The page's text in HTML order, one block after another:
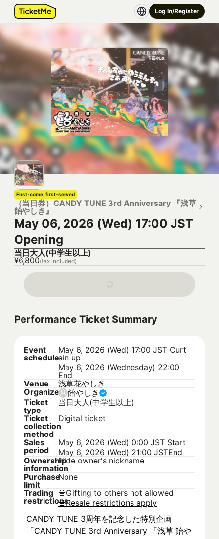
Log In/Register
First-come, first-served
（当日券）CANDY TUNE 3rd Anniversary 『浅草
飴やしき』
May 06, 2026 (Wed) 17:00 JST
Opening
当日大人(中学生以上)
¥6,800(tax included)
Performance Ticket Summary
Event
schedule
May 6, 2026 (Wed) 17:00 JST Curt
ain up
May 6, 2026 (Wednesday) 22:00
End
Venue
浅草花やしき
Organizer 飴やしき
Ticket
type
当日大人(中学生以上)
Ticket
collection
method
Digital ticket
Sales
period
May 6, 2026 (Wed) 0:00 JST Start
May 6, 2026 (Wed) 21:00 JSTEnd
Ownership
information
Hide owner's nickname
Purchase
limit
None
Trading
restrictions
🚨Gifting to others not allowed
🚨Resale restrictions apply
CANDY TUNE 3周年を記念した特別企画